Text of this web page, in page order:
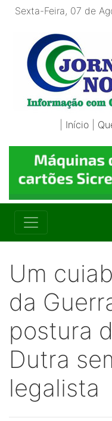
Sexta-Feira, 07 de
Início
Um
da
postura
Dutra
legalista